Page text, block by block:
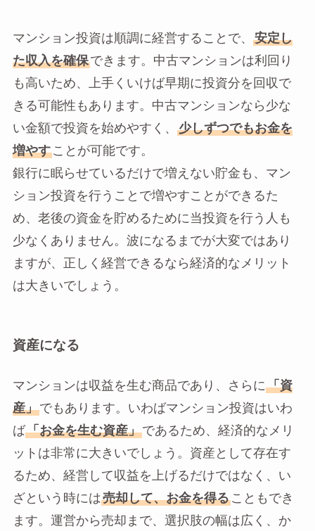
マンション投資は順調に経営することで、
安定し
た収入を確保できます。中古マンションは利回り
も高いため、上手くいけば早期に投資分を回収で
きる可能性もあります。中古マンションなら少な
い金額で投資を始めやすく、
少しずつでもお金を
増やすことが可能です。
銀行に眠らせているだけで増えない貯金も、マン
ション投資を行うことで増やすことができるた
め、老後の資金を貯めるために当投資を行う人も
少なくありません。波になるまでが大変ではあり
ますが、正しく経営できるなら経済的なメリット
は大きいでしょう。
資産になる
マンションは収益を生む商品であり、さらに「資
産」でもあります。いわばマンション投資はいわ
ば「お金を生む資産」であるため、経済的なメリ
ットは非常に大きいでしょう。資産として存在す
るため、経営して収益を上げるだけではなく、い
ざという時には売却して、お金を得ることもでき
ます。運営から売却まで、選択肢の幅は広く、か